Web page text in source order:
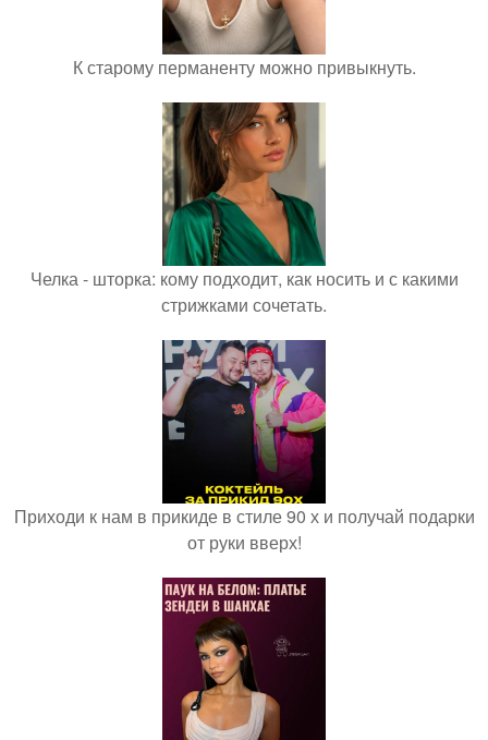
К старому перманенту можно привыкнуть.
Челка - шторка: кому подходит, как носить и с какими
стрижками сочетать.
Приходи к нам в прикиде в стиле 90 х и получай подарки
от руки вверх!